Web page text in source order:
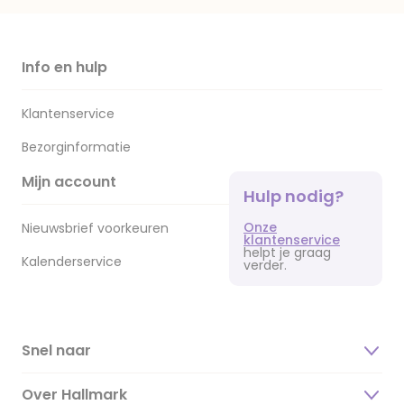
Info en hulp
Klantenservice
Bezorginformatie
Mijn account
Nieuwsbrief voorkeuren
Kalenderservice
Hulp nodig?
Onze
klantenservice
helpt je graag
verder.
Snel naar
Over Hallmark